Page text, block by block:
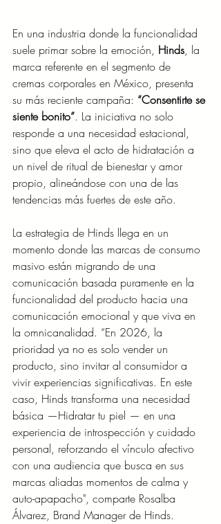
En una industria donde la funcionalidad
suele primar sobre la emoción, Hinds, la
marca referente en el segmento de
cremas corporales en México, presenta
su más reciente campaña: “Consentirte se
siente bonito”. La iniciativa no solo
responde a una necesidad estacional,
sino que eleva el acto de hidratación a
un nivel de ritual de bienestar y amor
propio, alineándose con una de las
tendencias más fuertes de este año.
La estrategia de Hinds llega en un
momento donde las marcas de consumo
masivo están migrando de una
comunicación basada puramente en la
funcionalidad del producto hacia una
comunicación emocional y que viva en
la omnicanalidad. “En 2026, la
prioridad ya no es solo vender un
producto, sino invitar al consumidor a
vivir experiencias significativas. En este
caso, Hinds transforma una necesidad
básica —Hidratar tu piel — en una
experiencia de introspección y cuidado
personal, reforzando el vínculo afectivo
con una audiencia que busca en sus
marcas aliadas momentos de calma y
auto-apapacho", comparte Rosalba
Álvarez, Brand Manager de Hinds.